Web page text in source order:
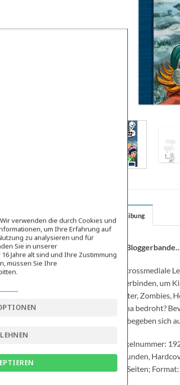
Beschreibung
Die
Die crossmediale
zu verbinden, um
Geister, Zombies,
Celina bedroht?
und begeben sich
Artikelnummer:
Gebunden,
128 Seiten;
verwenden die durch Cookies und
um Ihre Erfahrung auf
zu analysieren und für
Sie in unserer
Jahre alt sind und Ihre Zustimmung
müssen Sie Ihre